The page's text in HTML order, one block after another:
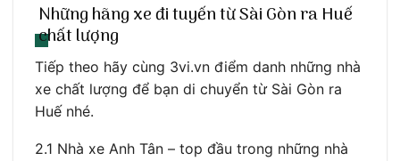
Những hãng xe đi tuyến từ Sài Gòn ra Huế
chất lượng
Tiếp theo hãy cùng 3vi.vn điểm danh những nhà
xe chất lượng để bạn di chuyển từ Sài Gòn ra
Huế nhé.
2.1 Nhà xe Anh Tân – top đầu trong những nhà